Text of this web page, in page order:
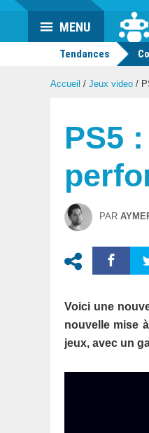
Actu
geek
MENU
Tendances
Accueil / Jeux video /
PS5
PAR
Voici une
nouvelle mise
jeux, avec un